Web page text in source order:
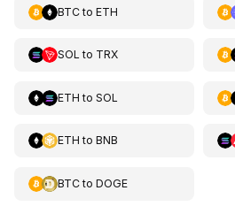
BTCto ETH
SOL to TRX
ETH to SOL
ETH to BNB
BTCto DOGE